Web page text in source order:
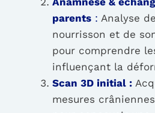
parents : Analyse
nourrisson et de
pour comprendre
influençant la
Scan 3D initial :
mesures